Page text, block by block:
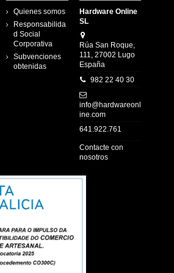
Quienes somos
Responsabilida
d Social
Corporativa
Subvenciones
obtenidas
Hardware Online
SL
Rúa San Roque,
111, 27002 Lugo
España
982 22 40 30
info@hardwareonl
ine.com
641.922.761
Contacte con
nosotros